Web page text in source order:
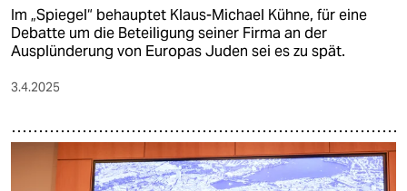
Im „Spiegel“ behauptet Klaus-Michael Kühne, für eine
Debatte um die Beteiligung seiner Firma an der
Ausplünderung von Europas Juden sei es zu spät.
3.4.2025